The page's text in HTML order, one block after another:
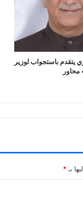
يتقدم باستجواب لوزير
بـ *